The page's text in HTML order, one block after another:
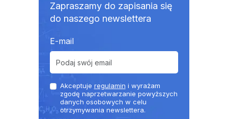
Zapraszamy do zapisania się
do naszego newslettera
E-mail
Akceptuje regulamin i wyrażam
zgodę naprzetwarzanie powyższych
danych osobowych w celu
otrzymywania newslettera.